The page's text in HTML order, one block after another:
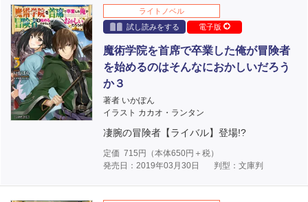
ライトノベル
試し読みをする
電子版
魔術学院を首席で卒業した俺が冒険者
を始めるのはそんなにおかしいだろう
か３
著者 いかぽん
イラスト カカオ・ランタン
凄腕の冒険者【ライバル】登場!?
定価 715 円（本体650円＋税）
発売日：2019年03月30日
判型：文庫判